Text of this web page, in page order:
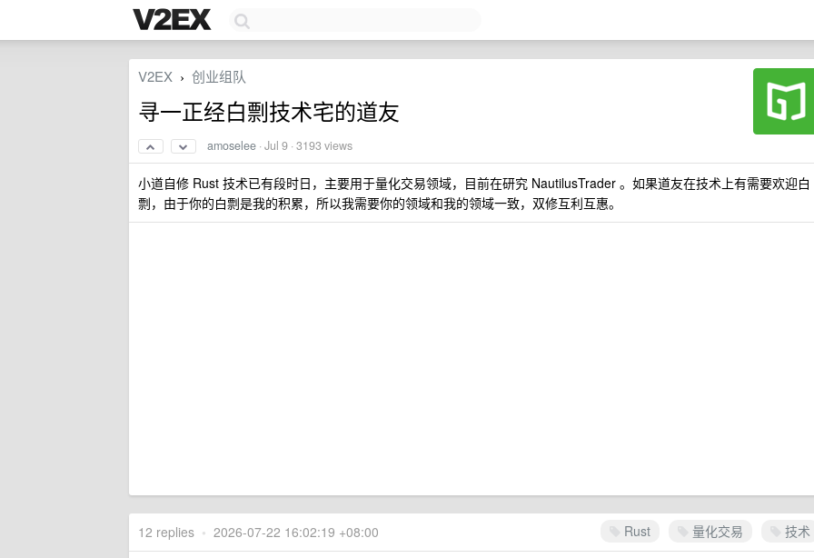
V2EX › 创业组队
寻一正经白剽技术宅的道友
amoselee ·Jul 9 · 3193 views
小道自修 Rust 技术已有段时日，主要用于量化交易领域，目前在研究 NautilusTrader 。如果道友在技术上有需要欢迎白
剽，由于你的白剽是我的积累，所以我需要你的领域和我的领域一致，双修互利互惠。
Rust 量化交易 技术
12 replies • 2026-07-22 16:02:19 +08:00